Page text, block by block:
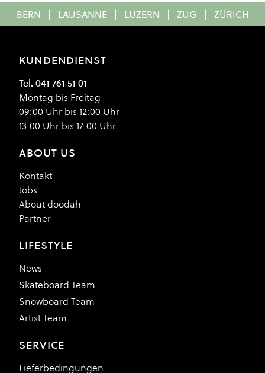
BERN | LAUSANNE | LUZERN | ZUG | ZÜRICH
KUNDENDIENST
Tel. 041 761 51 01
Montag bis Freitag
09:00 Uhr bis 12:00 Uhr
13:00 Uhr bis 17:00 Uhr
ABOUT US
Kontakt
Jobs
About doodah
Partner
LIFESTYLE
News
Skateboard Team
Snowboard Team
Artist Team
SERVICE
Lieferbedingungen